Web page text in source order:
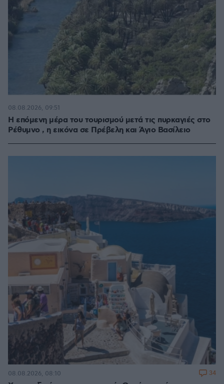
Η επόμενη μέρα του τουρισμού μετά τις πυρκαγιές στο
Ρέθυμνο , η εικόνα σε Πρέβελη και Άγιο Βασίλειο
08.08.2026, 09:51
08.08.2026, 08:10 34